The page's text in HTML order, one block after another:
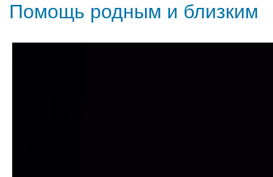
Помощь родным и близким